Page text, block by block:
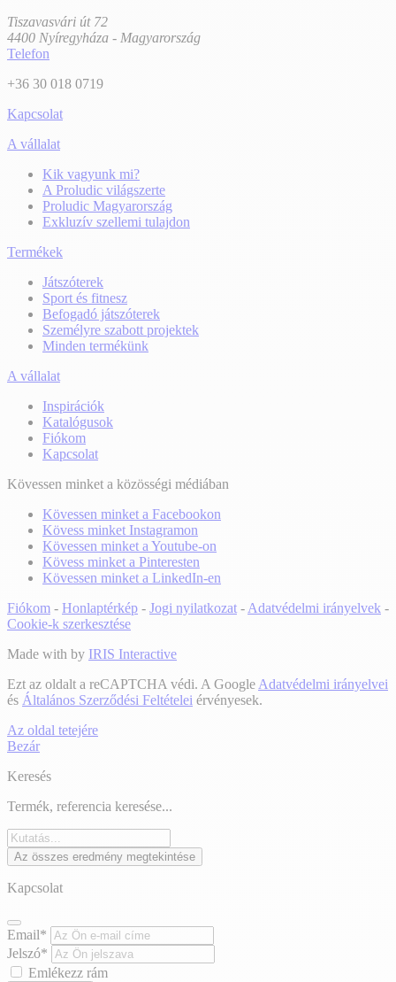
Tiszavasvári út 72
4400 Nyíregyháza - Magyarország
Telefon
+36 30 018 0719
Kapcsolat
A vállalat
Kik vagyunk mi?
A Proludic világszerte
Proludic Magyarország
Exkluzív szellemi tulajdon
Termékek
Játszóterek
Sport és fitnesz
Befogadó játszóterek
Személyre szabott projektek
Minden termékünk
A vállalat
Inspirációk
Katalógusok
Fiókom
Kapcsolat
Kövessen minket a közösségi médiában
Kövessen minket a Facebookon
Kövess minket Instagramon
Kövessen minket a Youtube-on
Kövess minket a Pinteresten
Kövessen minket a LinkedIn-en
Fiókom - Honlaptérkép - Jogi nyilatkozat - Adatvédelmi irányelvek -
Cookie-k szerkesztése
Made with by IRIS Interactive
Ezt az oldalt a reCAPTCHA védi. A Google Adatvédelmi irányelvei
és Általános Szerződési Feltételei érvényesek.
Az oldal tetejére
Bezár
Keresés
Termék, referencia keresése...
Az összes eredmény megtekintése
Kapcsolat
Email*
Jelszó*
Emlékezz rám